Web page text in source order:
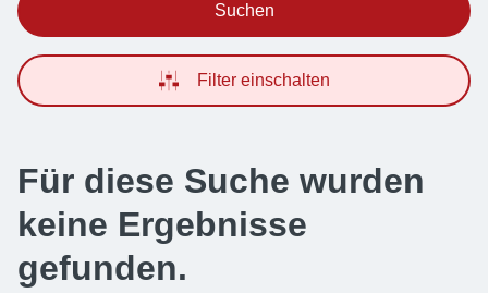
Suchen
Filter einschalten
Für diese Suche wurden
keine Ergebnisse
gefunden.